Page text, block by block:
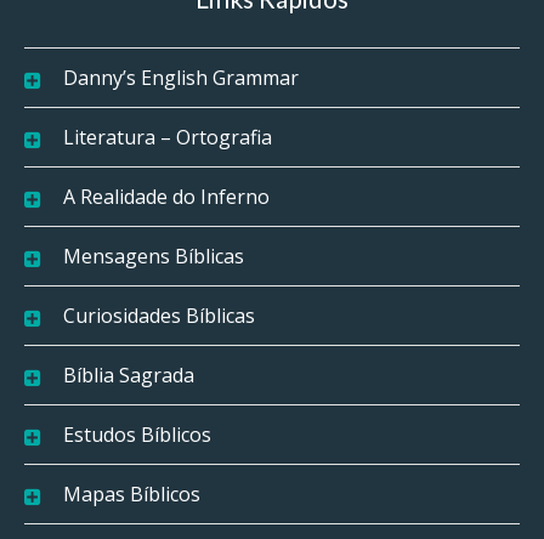
Danny’s English Grammar
Literatura – Ortografia
A Realidade do Inferno
Mensagens Bíblicas
Curiosidades Bíblicas
Bíblia Sagrada
Estudos Bíblicos
Mapas Bíblicos